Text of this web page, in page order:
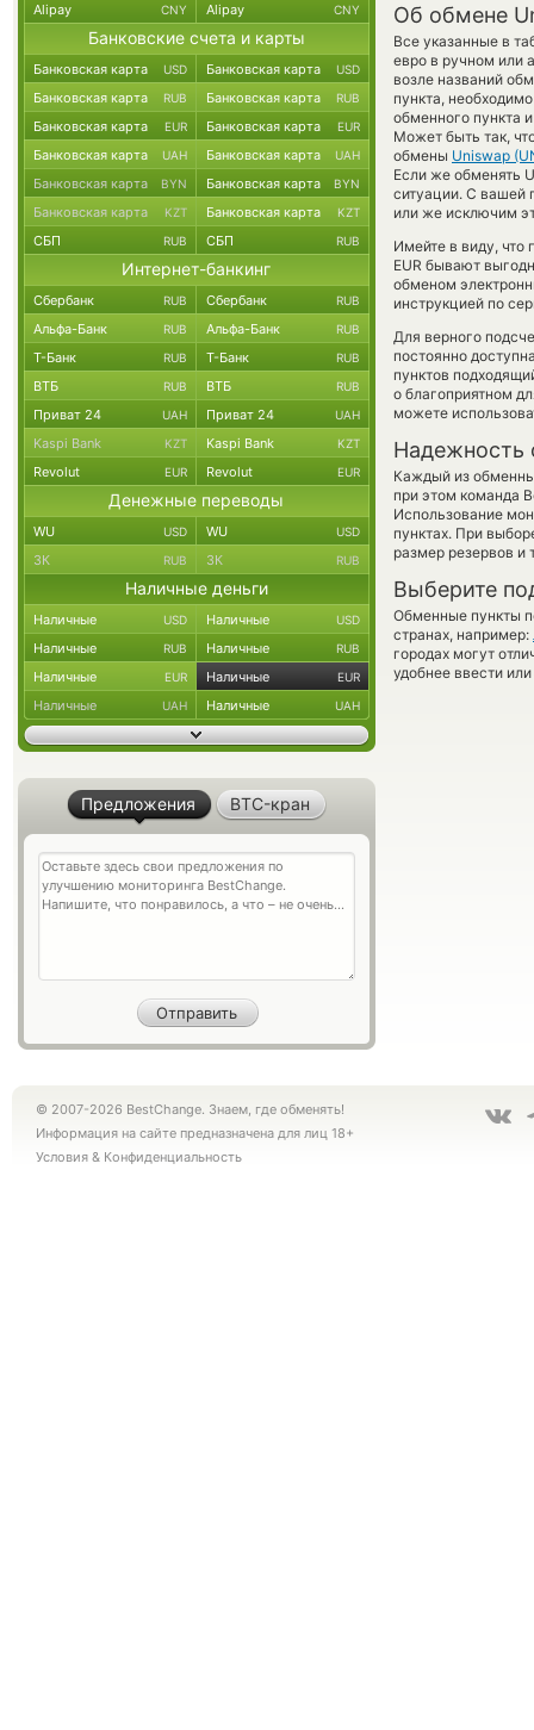
Об обмене
Все указанные в
евро в ручном или
возле названий
пункта,
обменного пункта
Может быть так,
обмены Uniswap
Если же обменять
ситуации. С вашей
или же исключим
Имейте в виду, что
EUR бывают
обменом
инструкцией по
Для верного
постоянно
пунктов
о благоприятном
можете
Надежность
Каждый из
при этом команда
Использование
пунктах. При
размер резервов и
Выберите
Обменные пункты
странах, например:
городах могут
удобнее ввести
Alipay CNY Alipay CNY
Банковские счета и карты
Банковская карта USD Банковская карта USD
Банковская карта RUB Банковская карта RUB
Банковская карта EUR Банковская карта EUR
Банковская карта UAH Банковская карта UAH
Банковская карта BYN Банковская карта BYN
Банковская карта KZT Банковская карта KZT
СБП RUB СБП RUB
Интернет-банкинг
Сбербанк RUB Сбербанк RUB
Альфа-Банк RUB Альфа-Банк RUB
Т-Банк RUB Т-Банк RUB
ВТБ RUB ВТБ RUB
Приват 24 UAH Приват 24 UAH
Kaspi Bank KZT Kaspi Bank KZT
Revolut EUR Revolut EUR
Денежные переводы
WU USD WU USD
ЗК RUB ЗК RUB
Наличные деньги
Наличные USD Наличные USD
Наличные RUB Наличные RUB
Наличные EUR Наличные EUR
Наличные UAH Наличные UAH
Предложения BTC-кран
© 2007-2026 BestChange. Знаем, где обменять!
Информация на сайте предназначена для лиц 18+
Условия & Конфиденциальность